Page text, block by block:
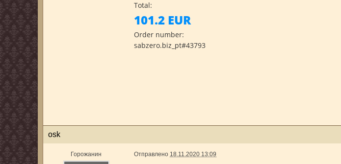
Total:
101.2 EUR
Order number:
sabzero.biz_pt#43793
osk
Горожанин Отправлено 18.11.2020 13:09